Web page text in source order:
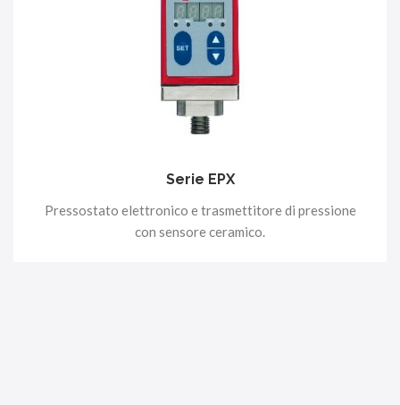
Serie EPX
Pressostato elettronico e trasmettitore di pressione
con sensore ceramico.